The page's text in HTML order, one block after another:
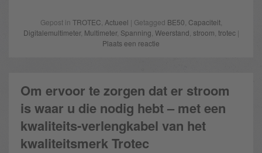
Gepost in TROTEC Actueel | Getagged BE50 Capaciteit,
Digitalemultimeter, Multimeter, Spanning Weerstand stroom trotec|
Plaats een reactie
Om ervoor te zorgen dat er stroom
is waar u die nodig hebt – met een
kwaliteits-verlengkabel van het
kwaliteitsmerk Trotec